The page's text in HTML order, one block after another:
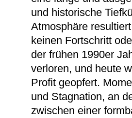
und historische
Atmosphäre
keinen Fortschritt
der frühen 1990er
verloren, und heute
Profit geopfert.
und Stagnation, an
zwischen einer